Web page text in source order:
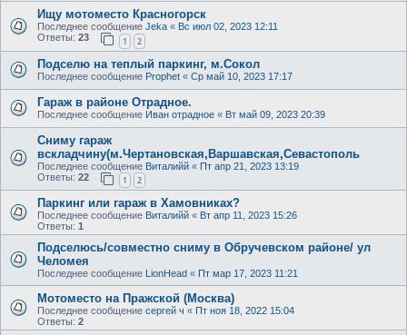
Ищу мотоместо Красногорск
Последнее сообщение Jeka « Вс июл 02, 2023 12:11
Ответы: 23 1 2
Подселю на теплый паркинг, м.Сокол
Последнее сообщение Prophet « Ср май 10, 2023 17:17
Гараж в районе Отрадное.
Последнее сообщение Иван отрадное « Вт май 09, 2023 20:39
Сниму гараж
вскладчину(м.Чертановская,Варшавская,Севастополь
Последнее сообщение Виталийй « Пт апр 21, 2023 13:19
Ответы: 22 1 2
Паркинг или гараж в Хамовниках?
Последнее сообщение Виталийй « Вт апр 11, 2023 15:26
Ответы: 1
Подселюсь/совместно сниму в Обручевском районе/ ул
Челомея
Последнее сообщение LionHead « Пт мар 17, 2023 11:21
Мотоместо на Пражской (Москва)
Последнее сообщение сергей ч « Пт ноя 18, 2022 15:04
Ответы: 2